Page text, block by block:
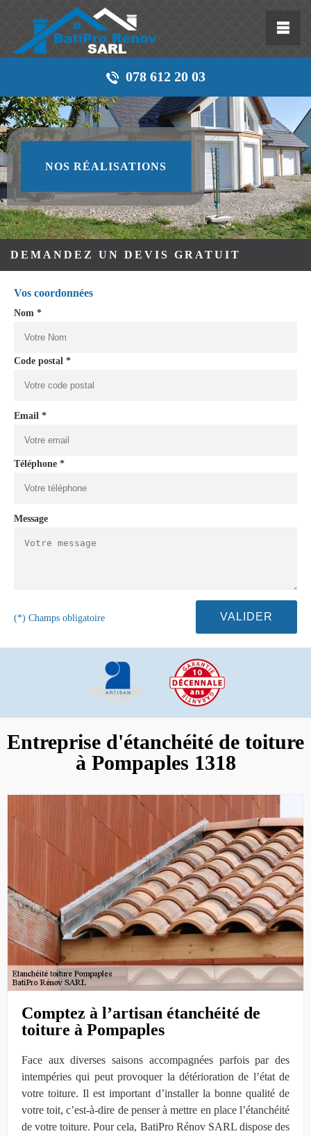
078 612 20 03
NOS RÉALISATIONS
DEMANDEZ UN DEVIS GRATUIT
Vos coordonnées
Nom *
Code postal *
Email *
Téléphone *
Message
(*) Champs obligatoire
Entreprise d'étanchéité de toiture
à Pompaples 1318
Comptez à l’artisan étanchéité de
toiture à Pompaples
Face aux diverses saisons accompagnées parfois par des
intempéries qui peut provoquer la détérioration de l’état de
votre toiture. Il est important d’installer la bonne qualité de
votre toit, c’est-à-dire de penser à mettre en place l’étanchéité
de votre toiture. Pour cela, BatiPro Rénov SARL dispose des